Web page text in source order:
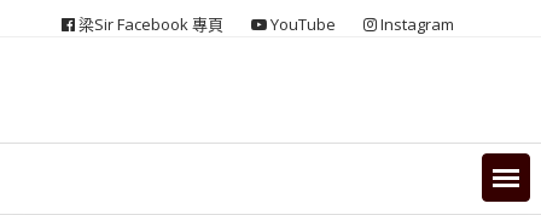
梁Sir Facebook 專頁 YouTube Instagram